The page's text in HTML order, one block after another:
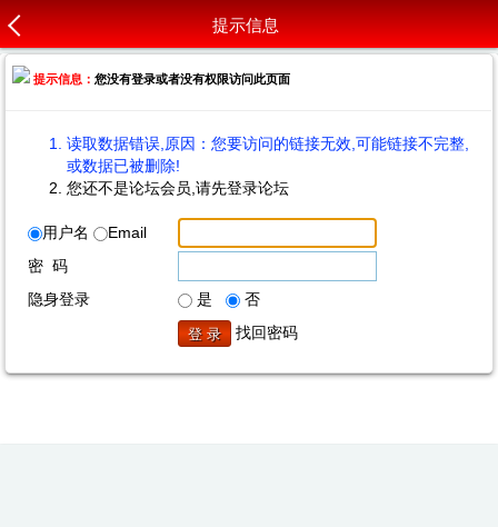
提示信息
提示信息：您没有登录或者没有权限访问此页面
读取数据错误,原因：您要访问的链接无效,可能链接不完整,
或数据已被删除!
您还不是论坛会员,请先登录论坛
用户名
Email
密 码
隐身登录
是
否
找回密码